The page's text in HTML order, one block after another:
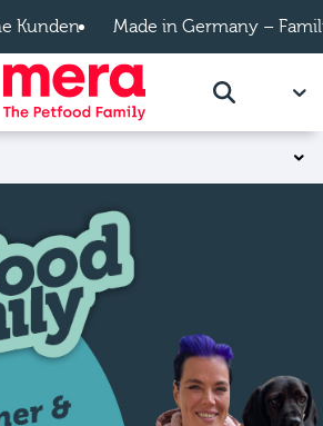
Kunden Made in Germany –
Suche